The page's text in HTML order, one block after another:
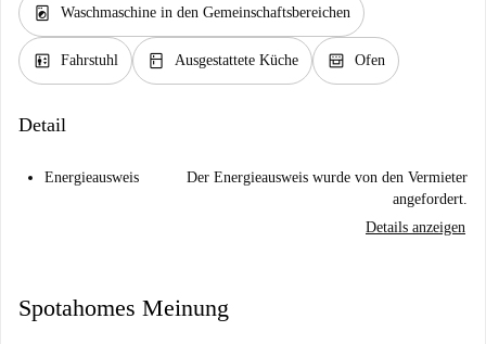
local_laundry_service Waschmaschine in den Gemeinschaftsbereichen
elevator Fahrstuhl kitchen Ausgestattete Küche oven_gen Ofen
Detail
Energieausweis
Der Energieausweis wurde von den Vermieter
angefordert.
Details anzeigen
Spotahomes Meinung